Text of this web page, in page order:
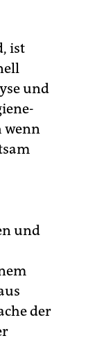
ist
und
wenn
und
der